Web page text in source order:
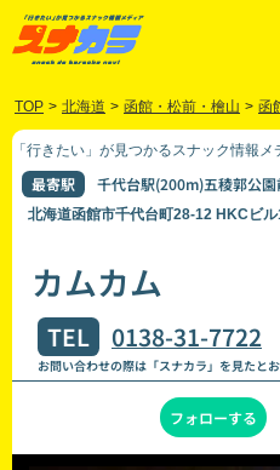
TOP > 北海道 > 函館・松前・檜山 > 函
「行きたい」が見つかるスナック情報メ
最寄駅 千代台駅(200m)五稜郭公
北海道函館市千代台町28-12 HKCビル
カムカム
TEL 0138-31-7722
お問い合わせの際は「スナカラ」を見たと
フォローする